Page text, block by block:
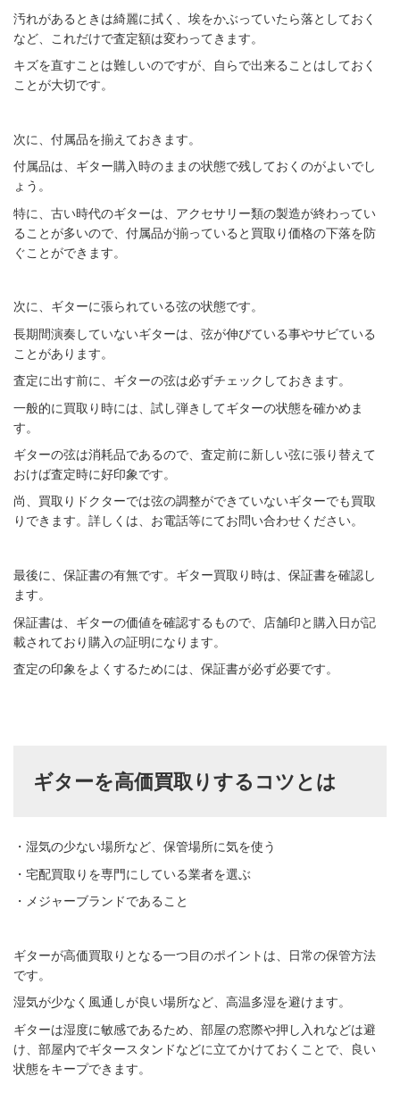
汚れがあるときは綺麗に拭く、埃をかぶっていたら落としておく
など、これだけで査定額は変わってきます。
キズを直すことは難しいのですが、自らで出来ることはしておく
ことが大切です。
次に、付属品を揃えておきます。
付属品は、ギター購入時のままの状態で残しておくのがよいでし
ょう。
特に、古い時代のギターは、アクセサリー類の製造が終わってい
ることが多いので、付属品が揃っていると買取り価格の下落を防
ぐことができます。
次に、ギターに張られている弦の状態です。
長期間演奏していないギターは、弦が伸びている事やサビている
ことがあります。
査定に出す前に、ギターの弦は必ずチェックしておきます。
一般的に買取り時には、試し弾きしてギターの状態を確かめま
す。
ギターの弦は消耗品であるので、査定前に新しい弦に張り替えて
おけば査定時に好印象です。
尚、買取りドクターでは弦の調整ができていないギターでも買取
りできます。詳しくは、お電話等にてお問い合わせください。
最後に、保証書の有無です。ギター買取り時は、保証書を確認し
ます。
保証書は、ギターの価値を確認するもので、店舗印と購入日が記
載されており購入の証明になります。
査定の印象をよくするためには、保証書が必ず必要です。
ギターを高価買取りするコツとは
・湿気の少ない場所など、保管場所に気を使う
・宅配買取りを専門にしている業者を選ぶ
・メジャーブランドであること
ギターが高価買取りとなる一つ目のポイントは、日常の保管方法
です。
湿気が少なく風通しが良い場所など、高温多湿を避けます。
ギターは湿度に敏感であるため、部屋の窓際や押し入れなどは避
け、部屋内でギタースタンドなどに立てかけておくことで、良い
状態をキープできます。